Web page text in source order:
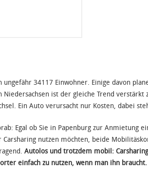
ungefähr 34117 Einwohner. Einige davon
Niedersachsen ist der gleiche Trend
Ein Auto verursacht nur Kosten, dabei
Egal ob Sie in Papenburg zur Anmietung
nutzen möchten, beide
Autolos und trotzdem mobil:
einfach zu nutzen, wenn man ihn braucht.